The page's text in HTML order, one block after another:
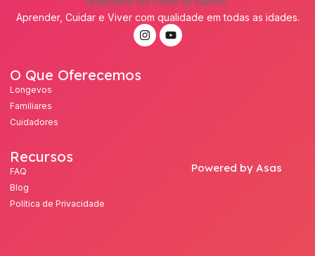
Aprender, Cuidar e Viver com qualidade em todas as idades.
O Que Oferecemos
Longevos
Familiares
Cuidadores
Recursos
FAQ
Blog
Política de Privacidade
Powered by Asas